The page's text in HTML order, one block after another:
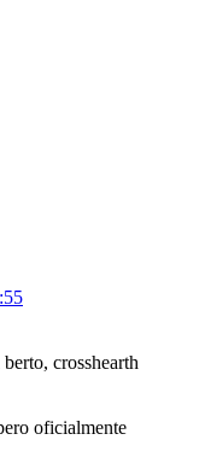
crosshearth
oficialmente